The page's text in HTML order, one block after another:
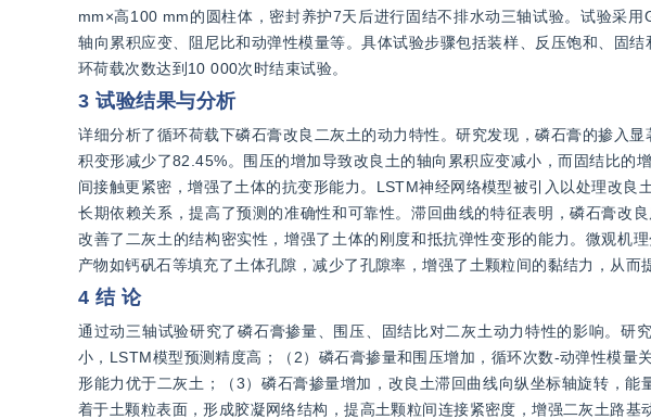
mm×高100 mm的圆柱体，密封养护7天后进行固结不排水动三轴试验。试验采
轴向累积应变、阻尼比和动弹性模量等。具体试验步骤包括装样、反压饱和、固
环荷载次数达到10 000次时结束试验。
3 试验结果与分析
详细分析了循环荷载下磷石膏改良二灰土的动力特性。研究发现，磷石膏的掺入
积变形减少了82.45%。围压的增加导致改良土的轴向累积应变减小，而固结比的
间接触更紧密，增强了土体的抗变形能力。LSTM神经网络模型被引入以处理改
长期依赖关系，提高了预测的准确性和可靠性。滞回曲线的特征表明，磷石膏改
改善了二灰土的结构密实性，增强了土体的刚度和抵抗弹性变形的能力。微观机
产物如钙矾石等填充了土体孔隙，减少了孔隙率，增强了土颗粒间的黏结力，从而
4 结 论
通过动三轴试验研究了磷石膏掺量、围压、固结比对二灰土动力特性的影响。
小，LSTM模型预测精度高；（2）磷石膏掺量和围压增加，循环次数-动弹性模
形能力优于二灰土；（3）磷石膏掺量增加，改良土滞回曲线向纵坐标轴旋转，
着于土颗粒表面，形成胶凝网络结构，提高土颗粒间连接紧密度，增强二灰土路基